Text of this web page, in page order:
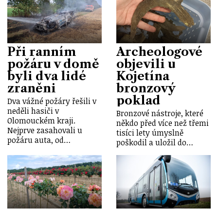
Při ranním
požáru v domě
byli dva lidé
zraněni
Dva vážné požáry řešili v
neděli hasiči v
Olomouckém kraji.
Nejprve zasahovali u
požáru auta, od…
Archeologové
objevili u
Kojetína
bronzový
poklad
Bronzové nástroje, které
někdo před více než třemi
tisíci lety úmyslně
poškodil a uložil do…